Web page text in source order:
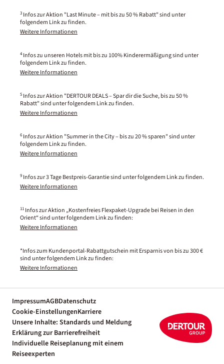
3 Infos zur Aktion "Last Minute – mit bis zu 50 % Rabatt" sind unter
folgendem Link zu finden.
Weitere Informationen
4 Infos zu unseren Hotels mit bis zu 100% Kinderermäßigung sind unter
folgendem Link zu finden.
Weitere Informationen
5 Infos zur Aktion "DERTOUR DEALS – Spar dir die Suche, bis zu 50 %
Rabatt" sind unter folgendem Link zu finden.
Weitere Informationen
6 Infos zur Aktion "Summer in the City – bis zu 20 % sparen" sind unter
folgendem Link zu finden.
Weitere Informationen
9 Infos zur 3 Tage Bestpreis-Garantie sind unter folgendem Link zu finden.
Weitere Informationen
11 Infos zur Aktion „Kostenfreies Flexpaket-Upgrade bei Reisen in den
Orient“ sind unter folgendem Link zu finden:
Weitere Informationen
*Infos zum Kundenportal-Rabattgutschein mit Ersparnis von bis zu 300 €
sind unter folgendem Link zu finden:
Weitere Informationen
ImpressumAGBDatenschutz
Cookie-EinstellungenKarriere
Unsere Inhalte: Standards und Meldung
Erklärung zur Barrierefreiheit
Individuelle Reiseplanung mit einem
Reiseexperten